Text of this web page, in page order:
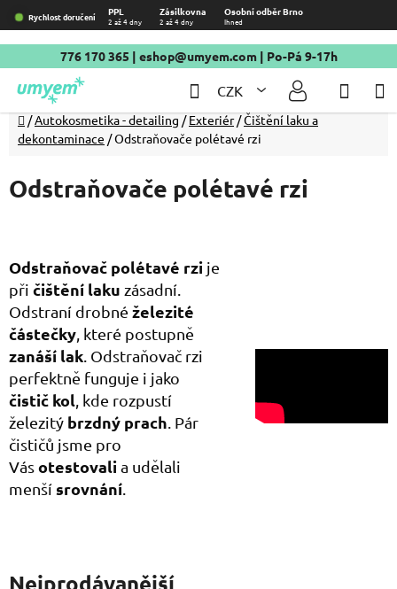
Přejít
na
obsah
Rychlost doručení PPL Zásilkovna Osobní odběr Brno
2 až 4 dny 2 až 4 dny Ihned
776 170 365 | eshop@umyem.com| Po-Pá 9-17h
CZK
Hledat
Domů
/Autokosmetika - detailing / Exteriér /Čištění laku a
dekontaminace /Odstraňovače polétavé rzi
Odstraňovače polétavé rzi
Odstraňovač polétavé rzi je
při čištění laku zásadní.
Odstraní drobné železité
částečky , které postupně
zanáší lak . Odstraňovač rzi
perfektně funguje i jako
čistič kol , kde rozpustí
železitý brzdný prach . Pár
čističů jsme pro
Vásotestovalia udělali
menší srovnání
Nejprodávanější